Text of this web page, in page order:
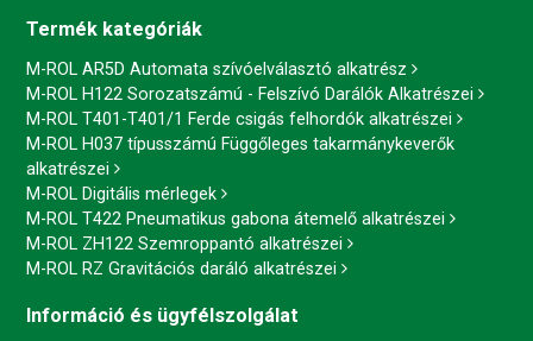
Termék kategóriák
M-ROL AR5D Automata szívóelválasztó alkatrész
M-ROL H122 Sorozatszámú - Felszívó Darálók Alkatrészei
M-ROL T401-T401/1 Ferde csigás felhordók alkatrészei
M-ROL H037 típusszámú Függőleges takarmánykeverők
alkatrészei
M-ROL Digitális mérlegek
M-ROL T422 Pneumatikus gabona átemelő alkatrészei
M-ROL ZH122 Szemroppantó alkatrészei
M-ROL RZ Gravitációs daráló alkatrészei
Információ és ügyfélszolgálat